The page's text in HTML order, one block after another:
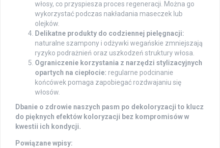
włosy, co przyspiesza proces regeneracji. Można go
wykorzystać podczas nakładania maseczek lub
olejków.
Delikatne produkty do codziennej pielęgnacji:
naturalne szampony i odżywki wegańskie zmniejszają
ryzyko podrażnień oraz uszkodzeń struktury włosa.
Ograniczenie korzystania z narzędzi stylizacyjnych
opartych na ciepłocie: regularne podcinanie
końcówek pomaga zapobiegać rozdwajaniu się
włosów.
Dbanie o zdrowie naszych pasm po dekoloryzacji to klucz
do pięknych efektów koloryzacji bez kompromisów w
kwestii ich kondycji.
Powiązane wpisy: